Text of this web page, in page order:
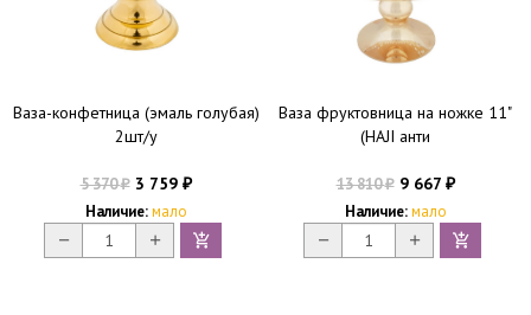
Ваза-конфетница (эмаль голубая)
2шт/у
5 370₽3 759 ₽
Наличие: мало
Ваза фруктовница на ножке 11"
(HAJI анти
13 810₽9 667 ₽
Наличие: мало